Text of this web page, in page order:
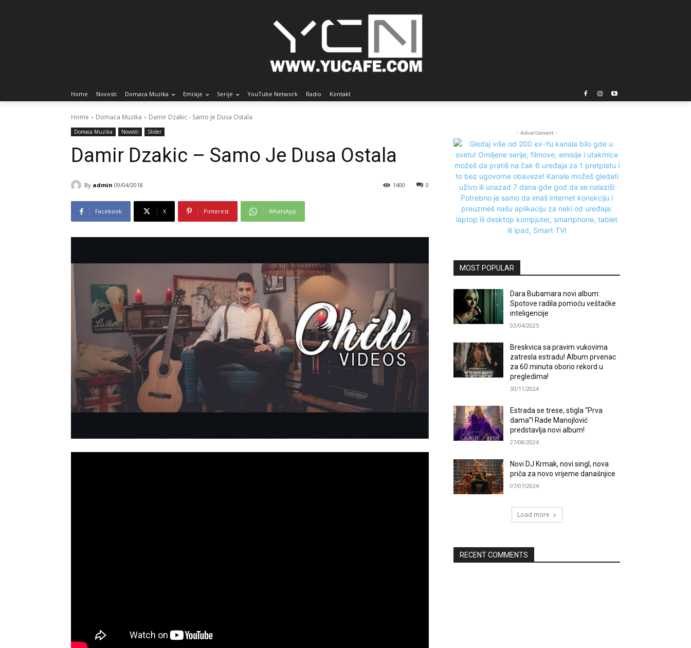
Home Novosti Domaca Muzika Emisije Serije YouTube Network Radio Kontakt
Home Domaca Muzika Damir Dzakic - Samo Je Dusa Ostala
Domaca Muzika Novosti Slider
Damir Dzakic – Samo Je Dusa Ostala
By admin 09/04/2018 0
1400
Facebook X Pinterest WhatsApp
- Advertisment -
MOST POPULAR
Dara Bubamara novi album:
Spotove radila pomoću veštačke
inteligencije
03/04/2025
Breskvica sa pravim vukovima
zatresla estradu! Album prvenac
za 60 minuta oborio rekord u
pregledima!
30/11/2024
Estrada se trese, stigla “Prva
dama”! Rade Manojlović
predstavlja novi album!
27/08/2024
Novi DJ Krmak, novi singl, nova
priča za novo vrijeme današnjice
07/07/2024
Load more
RECENT COMMENTS